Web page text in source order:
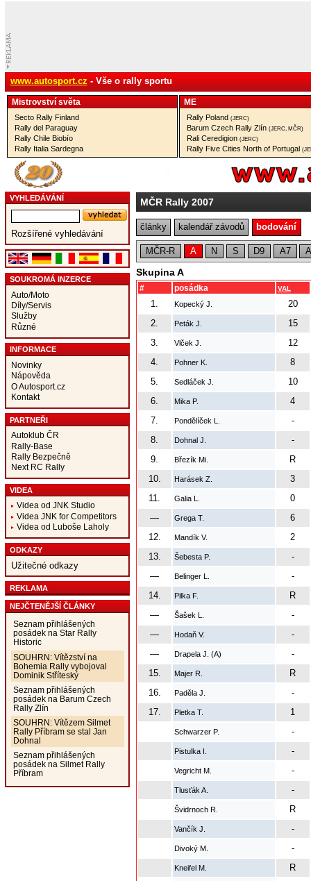
www.autosport.cz - Vše o rally sportu
Mistrovství­ světa
Secto Rally Finland
Rally del Paraguay
Rally Chile Biobío
Rally Italia Sardegna
ME
Rally Poland (JERC)
Barum Czech Rally Zlín (JERC, MČR)
Rali Ceredigion (JERC)
Rally Five Cities North of Portugal
VYHLEDÁVÁNÍ
Rozšířené vyhledávání
SOUKROMÁ INZERCE
Auto/Moto
Díly/Servis
Služby
Různé
INFORMACE
Novinky
Nápověda
O Autosport.cz
Kontakt
PARTNEŘI
Autoklub ČR
Rally-Base
Rally Bezpečně
Next RC Rally
VIDEA
Videa od JNK Studio
Videa JNK for Competitors
Videa od Luboše Laholy
ODKAZY
Užitečné odkazy
REKLAMA
NEJČTENĚJŠÍ ČLÁNKY
Seznam přihlášených
posádek na Star Rally
Historic
SOUHRN: Vítězství na
Bohemia Rally vybojoval
Dominik Stříteský
Seznam přihlášených
posádek na Barum Czech
Rally Zlín
SOUHRN: Vítězem Silmet
Rally Příbram se stal Jan
Dohnal
Seznam přihlášených
posádek na Silmet Rally
Příbram
MČR Rally 2007
články kalendář závodů bodování
MČR-R A N S D9 A7
Skupina A
# posádka VAL
1. Kopecký J.
20
2.
Peták J.
15
3.
Vlček J.
12
4.
Pohner K.
8
5.
Sedláček J.
10
6.
Mika P.
4
7.
Pondělíček L.
-
8.
Dohnal J.
-
9.
Březík Mi.
R
10.
Harásek Z.
3
11.
Galia L.
0
—
Grega T.
6
12.
Mandík V.
2
13.
Šebesta P.
-
—
Belinger L.
-
14.
Pilka F.
R
—
Šašek L.
-
—
Hodaň V.
-
—
Drapela J. (A)
-
15.
Majer R.
R
16.
Paděla J.
-
17.
Pletka T. 1
Schwarzer P. -
Pistulka I. -
Vegricht M. -
Tlusťák A. -
Švidrnoch R. R
Vančík J. -
Divoký M. -
Kneifel M. R